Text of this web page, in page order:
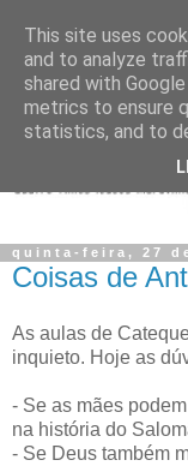
quinta-feira, 27
Coisas de
As aulas de
inquieto. Hoje as
- Se as mães
na história do
- Se Deus também
This site uses
and to analyze
shared with
metrics to ensure
statistics, and to